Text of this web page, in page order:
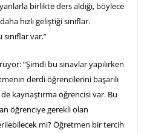
birlikte ders aldığı, böylece
hızlı geliştiği sınıflar.
var.”
“Şimdi bu sınavlar yapılırken
derdi öğrencilerini başarılı
de kaynaştırma öğrencisi var. Bu
öğrenciye gerekli olan
mi?Öğretmen bir tercih